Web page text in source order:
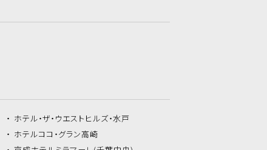
ホテル・ザ・ ウエストヒルズ・水戸
ホテルココ・グラン高崎